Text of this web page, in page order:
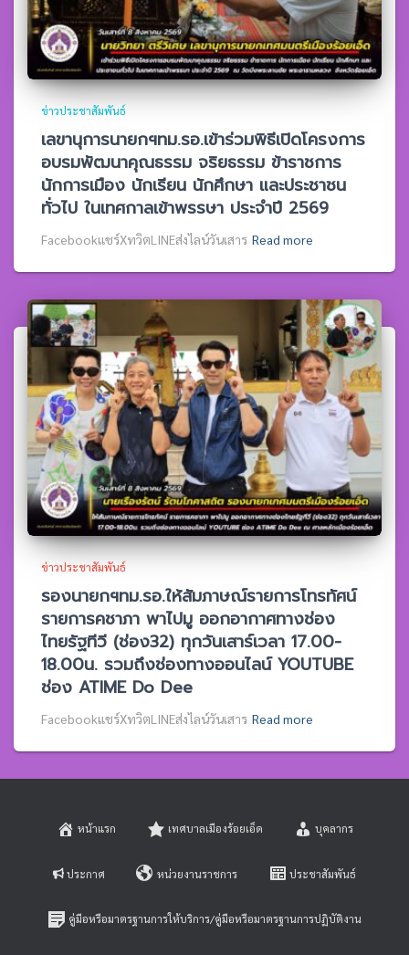
ข่าวประชาสัมพันธ์
เลขานุการนายกฯทม.รอ.เข้าร่วมพิธีเปิดโครงการ
อบรมพัฒนาคุณธรรม จริยธรรม ข้าราชการ
นักการเมือง นักเรียน นักศึกษา และประชาชน
ทั่วไป ในเทศกาลเข้าพรรษา ประจำปี 2569
Facebookแชร์XทวิตLINEส่งไลน์วันเสาร Read more
ข่าวประชาสัมพันธ์
รองนายกฯทม.รอ.ให้สัมภาษณ์รายการโทรทัศน์
รายการคชาภา พาไปมู ออกอากาศทางช่อง
ไทยรัฐทีวี (ช่อง32) ทุกวันเสาร์เวลา 17.00-
18.00น. รวมถึงช่องทางออนไลน์ YOUTUBE
ช่อง ATIME Do Dee
Facebookแชร์XทวิตLINEส่งไลน์วันเสาร Read more
หน้าแรก เทศบาลเมืองร้อยเอ็ด บุคลากร
ประกาศ หน่วยงานราชการ ประชาสัมพันธ์
คู่มือหรือมาตรฐานการให้บริการ/คู่มือหรือมาตรฐานการปฏิบัติงาน